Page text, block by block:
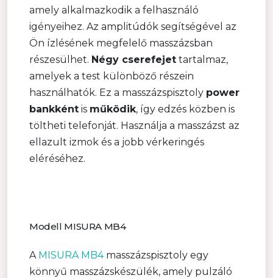
amely alkalmazkodik a felhasználó
igényeihez. Az amplitúdók segítségével az
Ön ízlésének megfelelő masszázsban
részesülhet. Négy cserefejet tartalmaz,
amelyek a test különböző részein
használhatók. Ez a masszázspisztoly power
bankként is működik, így edzés közben is
töltheti telefonját. Használja a masszázst az
ellazult izmok és a jobb vérkeringés
eléréséhez.
Modell MISURA MB4
A MISURA MB4masszázspisztoly egy
könnyű masszázskészülék, amely pulzáló